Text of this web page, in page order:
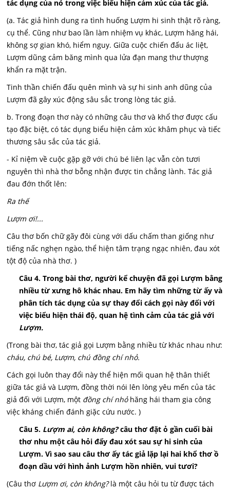
tác dụng của nó trong việc biểu hiện cảm xúc của tác giả.
(a. Tác giả hình dung ra tình huống Lượm hi sinh thật rõ ràng,
cụ thể. Cũng như bao lần làm nhiệm vụ khác, Lượm hăng hái,
không sợ gian khó, hiểm nguy. Giữa cuộc chiến đấu ác liệt,
Lượm dũng cảm băng mình qua lửa đạn mang thư thượng
khẩn ra mặt trận.
Tinh thần chiến đấu quên mình và sự hi sinh anh dũng của
Lượm đã gây xúc động sâu sắc trong lòng tác giả.
b. Trong đoạn thơ này có những câu thơ và khổ thơ được cấu
tạo đặc biệt, có tác dụng biểu hiện cảm xúc khâm phục và tiếc
thương sâu sắc của tác giả.
- Kỉ niệm về cuộc gặp gỡ với chú bé liên lạc vẫn còn tươi
nguyên thì nhà thơ bỗng nhận được tin chẳng lành. Tác giả
đau đớn thốt lên:
Ra thế
Lượm ơi!...
Câu thơ bốn chữ gãy đôi cùng với dấu chấm than giống như
tiếng nấc nghẹn ngào, thể hiện tâm trạng ngạc nhiên, đau xót
tột độ của nhà thơ. )
Câu 4. Trong bài thơ, người kể chuyện đã gọi Lượm bằng
nhiều từ xưng hô khác nhau. Em hãy tìm những từ ấy và
phân tích tác dụng của sự thay đổi cách gọi này đối với
việc biểu hiện thái độ, quan hệ tình cảm của tác giả với
Lượm.
(Trong bài thơ, tác giả gọi Lượm bằng nhiều từ khác nhau như:
cháu, chú bé, Lượm, chú đồng chí nhỏ.
Cách gọi luôn thay đổi này thể hiện mối quan hệ thân thiết
giữa tác giả và Lượm, đồng thời nói lên lòng yêu mến của tác
giả đối với Lượm, một đồng chí nhỏhăng hái tham gia công
việc kháng chiến đánh giặc cứu nước. )
Câu 5. Lượm ai, còn không?câu thơ đặt ỏ gần cuối bài
thơ nhu một câu hỏi đẩy đau xót sau sự hi sinh của
Lượm. Vì sao sau câu thơ ấy tác giả lặp lại hai khổ thơ ồ
đoạn dầu với hình ảnh Lượm hồn nhiên, vui tươi?
(Câu thơ Lượm ơi, còn không?là một câu hỏi tu từ được tách